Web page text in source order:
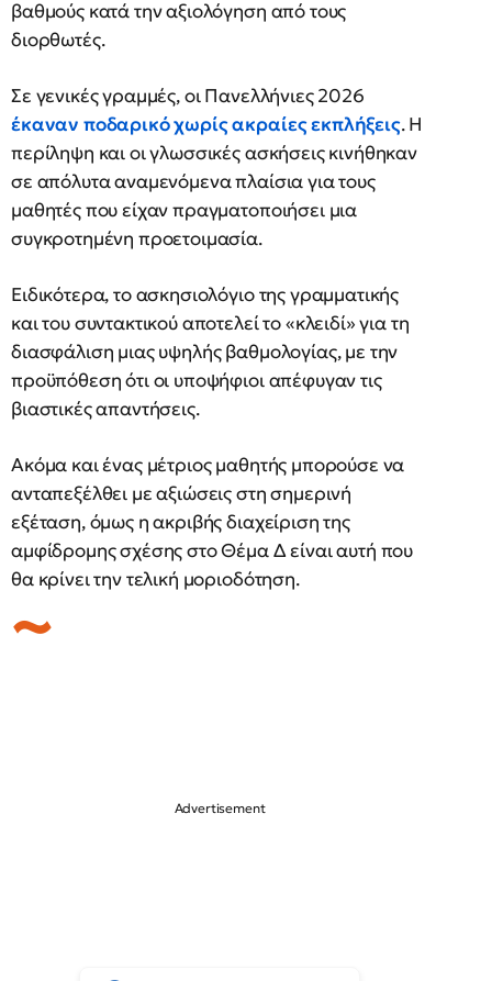
βαθμούς κατά την αξιολόγηση από τους
διορθωτές.
Σε γενικές γραμμές, οι Πανελλήνιες 2026
έκαναν ποδαρικό χωρίς ακραίες εκπλήξεις. Η
περίληψη και οι γλωσσικές ασκήσεις κινήθηκαν
σε απόλυτα αναμενόμενα πλαίσια για τους
μαθητές που είχαν πραγματοποιήσει μια
συγκροτημένη προετοιμασία.
Ειδικότερα, το ασκησιολόγιο της γραμματικής
και του συντακτικού αποτελεί το «κλειδί» για τη
διασφάλιση μιας υψηλής βαθμολογίας, με την
προϋπόθεση ότι οι υποψήφιοι απέφυγαν τις
βιαστικές απαντήσεις.
Ακόμα και ένας μέτριος μαθητής μπορούσε να
ανταπεξέλθει με αξιώσεις στη σημερινή
εξέταση, όμως η ακριβής διαχείριση της
αμφίδρομης σχέσης στο Θέμα Δ είναι αυτή που
θα κρίνει την τελική μοριοδότηση.